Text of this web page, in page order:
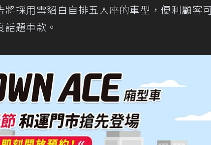
將採用雪貂白自排五人座的車型，便利顧客
題車款。